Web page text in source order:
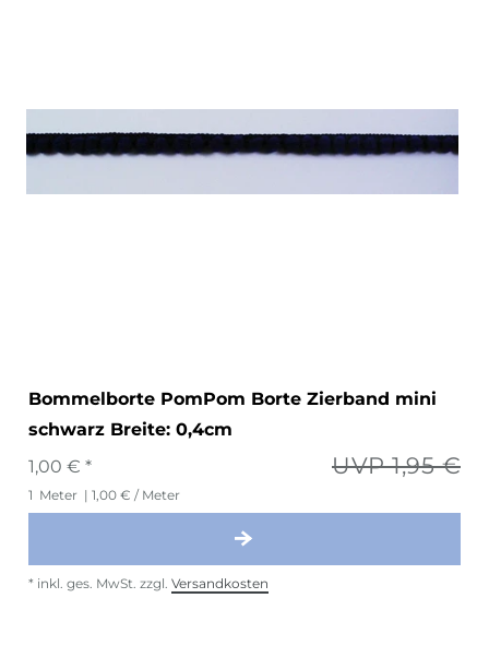
Bommelborte PomPom Borte Zierband mini
schwarz Breite: 0,4cm
UVP 1,95 €
1,00 € *
1 Meter | 1,00 € / Meter
* inkl. ges. MwSt. zzgl. Versandkosten